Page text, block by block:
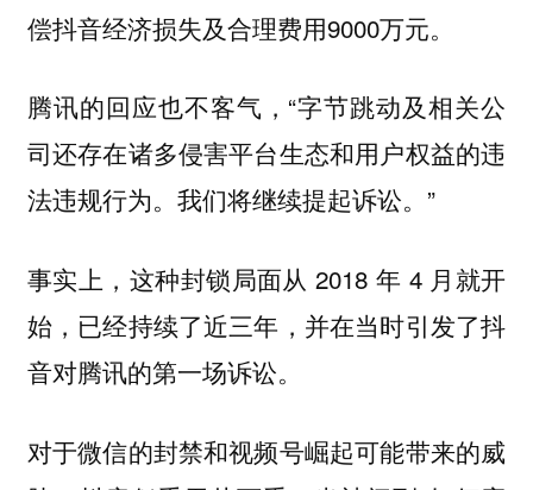
偿抖音经济损失及合理费用9000万元。
腾讯的回应也不客气，“字节跳动及相关公
司还存在诸多侵害平台生态和用户权益的违
法违规行为。我们将继续提起诉讼。”
事实上，这种封锁局面从 2018 年 4 月就开
始，已经持续了近三年，并在当时引发了抖
音对腾讯的第一场诉讼。
对于微信的封禁和视频号崛起可能带来的威